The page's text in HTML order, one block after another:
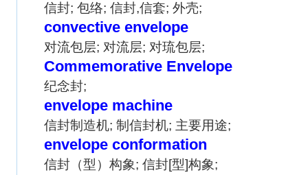
信封; 包络; 信封,信套; 外壳;
convective envelope
对流包层; 对流层; 对琉包层;
Commemorative Envelope
纪念封;
envelope machine
信封制造机; 制信封机; 主要用途;
envelope conformation
信封（型）构象; 信封[型]构象;